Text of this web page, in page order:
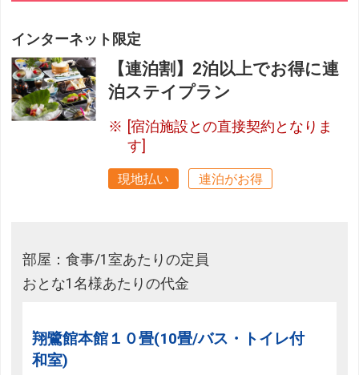
インターネット限定
【連泊割】2泊以上でお得に連
泊ステイプラン
[宿泊施設との直接契約となりま
す]
現地払い 連泊がお得
部屋：食事/1室あたりの定員
おとな1名様あたりの代金
翔鷺館本館１０畳(10畳/バス・トイレ付
和室)